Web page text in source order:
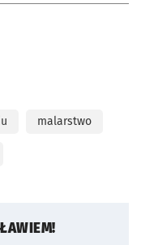
malarstwo